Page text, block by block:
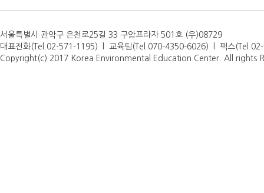
서울특별시 관악구 은천로25길 33 구암프라자 501호 (우)08729
대표전화(Tel.02-571-1195) l 교육팀(Tel.070-4350-6026) l 팩스
Copyright(c) 2017 Korea Environmental Education Center. All rights